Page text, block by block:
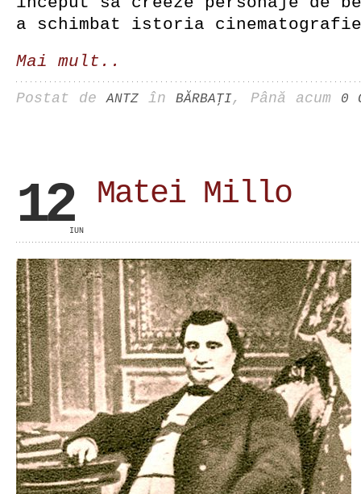
a schimbat istoria
Mai mult..
Postat deANTZ în BĂRBAŢI, Până acum 0
12IUN
Matei Millo